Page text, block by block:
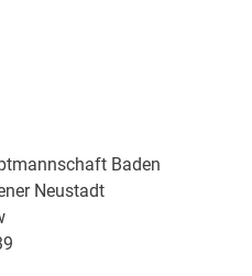
Baden
Neustadt